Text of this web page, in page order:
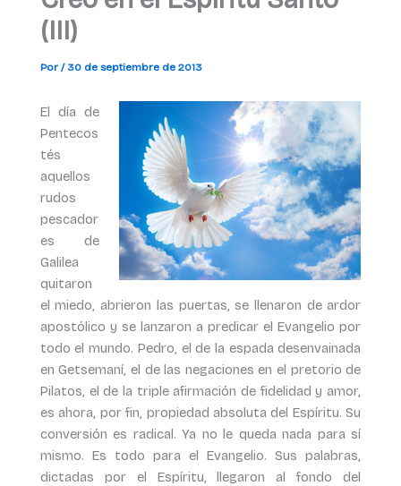
(III)
Por / 30 de septiembre de 2013
El día de
Pentecos
tés
aquellos
rudos
pescador
es de
Galilea
quitaron
el miedo, abrieron las puertas, se llenaron de ardor
apostólico y se lanzaron a predicar el Evangelio por
todo el mundo. Pedro, el de la espada desenvainada
en Getsemaní, el de las negaciones en el pretorio de
Pilatos, el de la triple afirmación de fidelidad y amor,
es ahora, por fin, propiedad absoluta del Espíritu. Su
conversión es radical. Ya no le queda nada para sí
mismo. Es todo para el Evangelio. Sus palabras,
dictadas por el Espíritu, llegaron al fondo del